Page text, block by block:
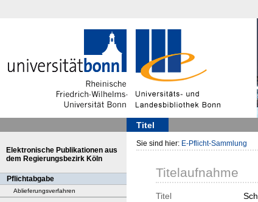
Titel
Elektronische Publikationen aus
dem Regierungsbezirk Köln
Pflichtabgabe
Ablieferungsverfahren
Sie sind hier: E-Pflicht-Sammlung
Titelaufnahme
Titel